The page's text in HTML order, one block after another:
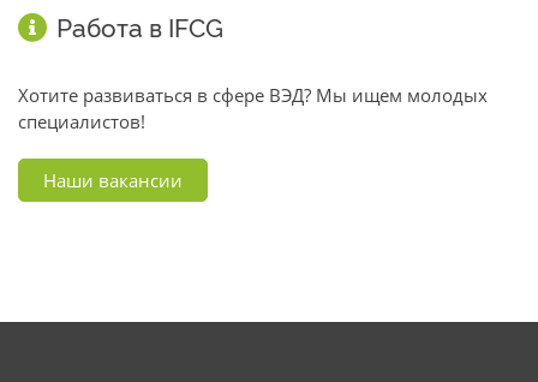
Работа в IFCG
Хотите развиваться в сфере ВЭД? Мы ищем молодых
специалистов!
Наши вакансии